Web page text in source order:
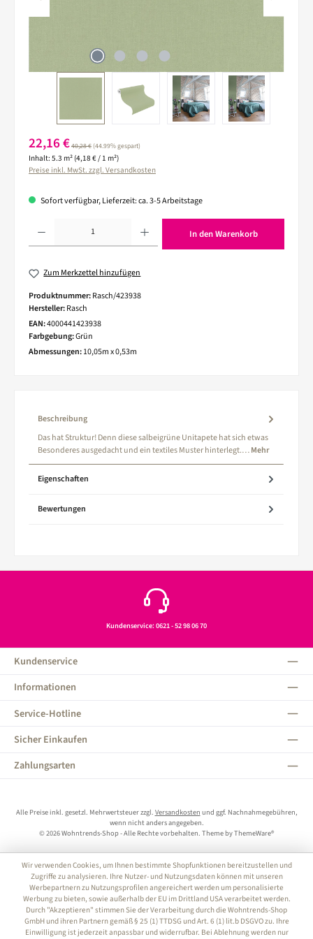
Verkaufspreis:
22,16 €Regulärer Preis:
40,28 €(44.99% gespart)
Inhalt: 5.3 m² (4,18 € / 1 m²)
Preise inkl. MwSt. zzgl. Versandkosten
Sofort verfügbar, Lieferzeit: ca. 3-5 Arbeitstage
In den Warenkorb
Zum Merkzettel hinzufügen
Produktnummer:Rasch/423938
Hersteller:Rasch
EAN:4000441423938
Farbgebung:Grün
Abmessungen:10,05m x 0,53m
Beschreibung
Das hat Struktur! Denn diese salbeigrüne Unitapete hat sich etwas
Besonderes ausgedacht und ein textiles Muster hinterlegt.…Mehr
Eigenschaften
Bewertungen
Kundenservice: 0621 - 52 98 06 70
Kundenservice
Informationen
Service-Hotline
Sicher Einkaufen
Zahlungsarten
Alle Preise inkl. gesetzl. Mehrwertsteuer zzgl. Versandkosten und ggf. Nachnahmegebühren,
wenn nicht anders angegeben.
© 2026 Wohntrends-Shop - Alle Rechte vorbehalten. Theme byThemeWare®
Wir verwenden Cookies, um Ihnen bestimmte Shopfunktionen bereitzustellen und
Zugriffe zu analysieren. Ihre Nutzer- und Nutzungsdaten können mit unseren
Werbepartnern zu Nutzungsprofilen angereichert werden um personalisierte
Werbung zu bieten, sowie außerhalb der EU im Drittland USA verarbeitet werden.
Durch "Akzeptieren" stimmen Sie der Verarbeitung durch die Wohntrends-Shop
GmbH und ihren Partnern gemäß § 25 (1) TTDSG und Art. 6 (1) lit.b DSGVO zu. Ihre
Einwilligung ist jederzeit anpassbar und widerrufbar. Bei Ablehnung werden nur